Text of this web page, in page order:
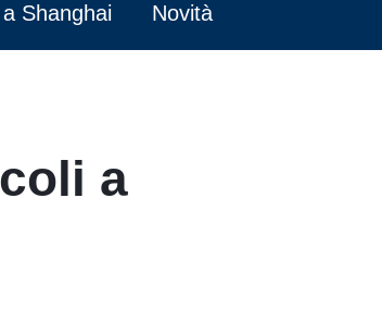
Shanghai Novità
a